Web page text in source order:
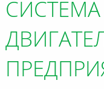
СИСТЕМА